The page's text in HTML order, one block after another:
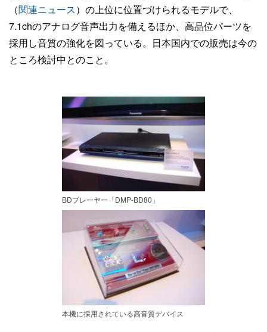
（関連ニュース）の上位に位置づけられるモデルで、
7.1chのアナログ音声出力を備えるほか、高品位パーツを
採用し音質の強化を図っている。日本国内での販売は今の
ところ検討中とのこと。
BDプレーヤー「DMP-BD80」
本機に採用されている高音質デバイス